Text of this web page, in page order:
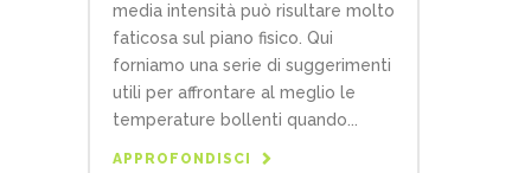
media intensità può risultare molto
faticosa sul piano fisico. Qui
forniamo una serie di suggerimenti
utili per affrontare al meglio le
temperature bollenti quando...
APPROFONDISCI